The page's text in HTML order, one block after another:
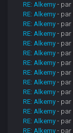
RE: Alkemy - par
RE: Alkemy - par
RE: Alkemy - par
RE: Alkemy - par
RE: Alkemy - par
RE: Alkemy - par
RE: Alkemy - par
RE: Alkemy - par
RE: Alkemy - par
RE: Alkemy - par
RE: Alkemy - par
RE: Alkemy - par
RE: Alkemy - par
RE: Alkemy - par